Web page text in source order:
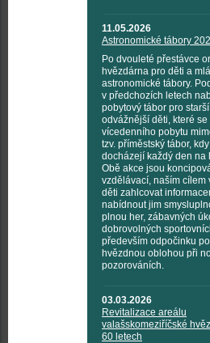
11.05.2026
Astronomické tábory
Po dvouleté přestávce
hvězdárna pro děti a
astronomické tábory.
v předchozích letech
pobytový tábor pro
odvážnější děti, které
vícedenního pobytu
tzv. příměstský tábor,
docházejí každý den na
Obě akce jsou
vzdělávací, naším cílem
děti zahlcovat
nabídnout jim
plnou her, zábavných
dobrovolných
především odpočinku
hvězdnou oblohou při
pozorováních.
03.03.2026
Revitalizace areálu
valašskomeziříčské
60 letech